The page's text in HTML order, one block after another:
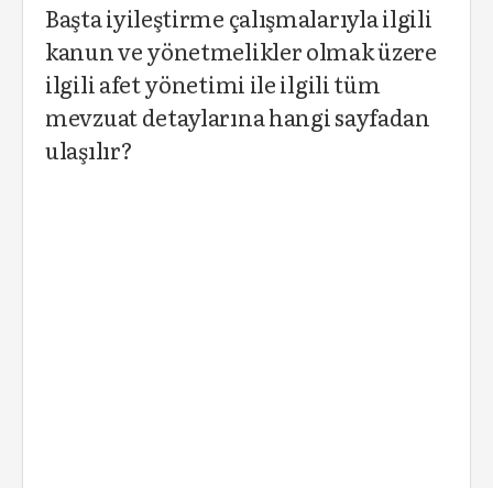
Başta iyileştirme çalışmalarıyla ilgili
kanun ve yönetmelikler olmak üzere
ilgili afet yönetimi ile ilgili tüm
mevzuat detaylarına hangi sayfadan
ulaşılır?